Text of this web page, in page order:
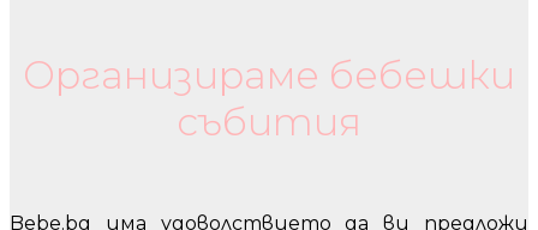
Организираме бебешки
събития
Bebe.bg има удоволствието да ви предложи